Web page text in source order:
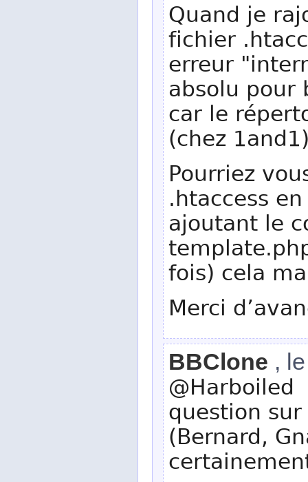
Quand je
fichier
erreur
absolu pour
car le
(chez
Pourriez
.htaccess
ajoutant le
fois) cela
Merci
BBClone ,
question
(Bernard,